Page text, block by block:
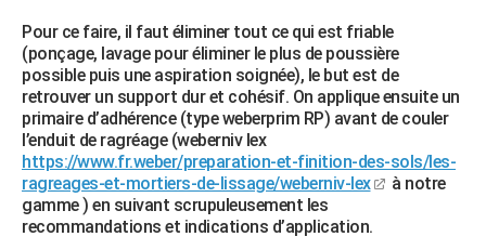
Pour ce faire, il faut éliminer tout ce qui est friable
(ponçage, lavage pour éliminer le plus de poussière
possible puis une aspiration soignée), le but est de
retrouver un support dur et cohésif. On applique ensuite un
primaire d’adhérence (type weberprim RP) avant de couler
l’enduit de ragréage (weberniv lex
https://www.fr.weber/preparation-et-finition-des-sols/les-
ragreages-et-mortiers-de-lissage/weberniv-lex
à notre
gamme ) en suivant scrupuleusement les
recommandations et indications d’application.